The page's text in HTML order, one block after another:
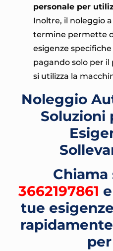
personale per
Inoltre, il noleggio
termine permette
esigenze
pagando solo per
si utilizza la
Noleggio
Soluzioni
3662197861
tue